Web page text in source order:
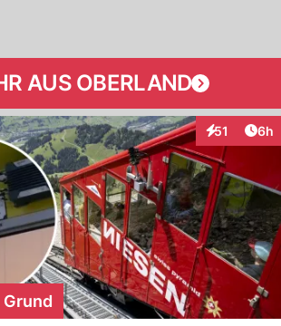
AUS OBERLAND
51
Interaktionen
6h